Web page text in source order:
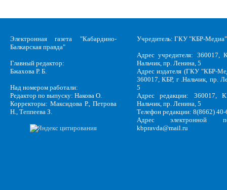
Электронная газета "Кабардино-
Балкарская правда"
Главный редактор:
Бжахова Р. Б.
Над номером работали:
Редактор по выпуску: Накова О.
Корректоры: Максидова Р., Петрова
Н., Теппеева З.
Учредитель: ГКУ "КБР-Медиа"
Адрес учредителя: 360017,
Нальчик, пр. Ленина, 5
Адрес издателя (ГКУ "КБР-
360017, КБР, г .Нальчик, пр.
5
Адрес редакции: 360017,
Нальчик, пр. Ленина, 5
Телефон редакции: 8(8662)
Адрес электронной
kbpravda@mail.ru